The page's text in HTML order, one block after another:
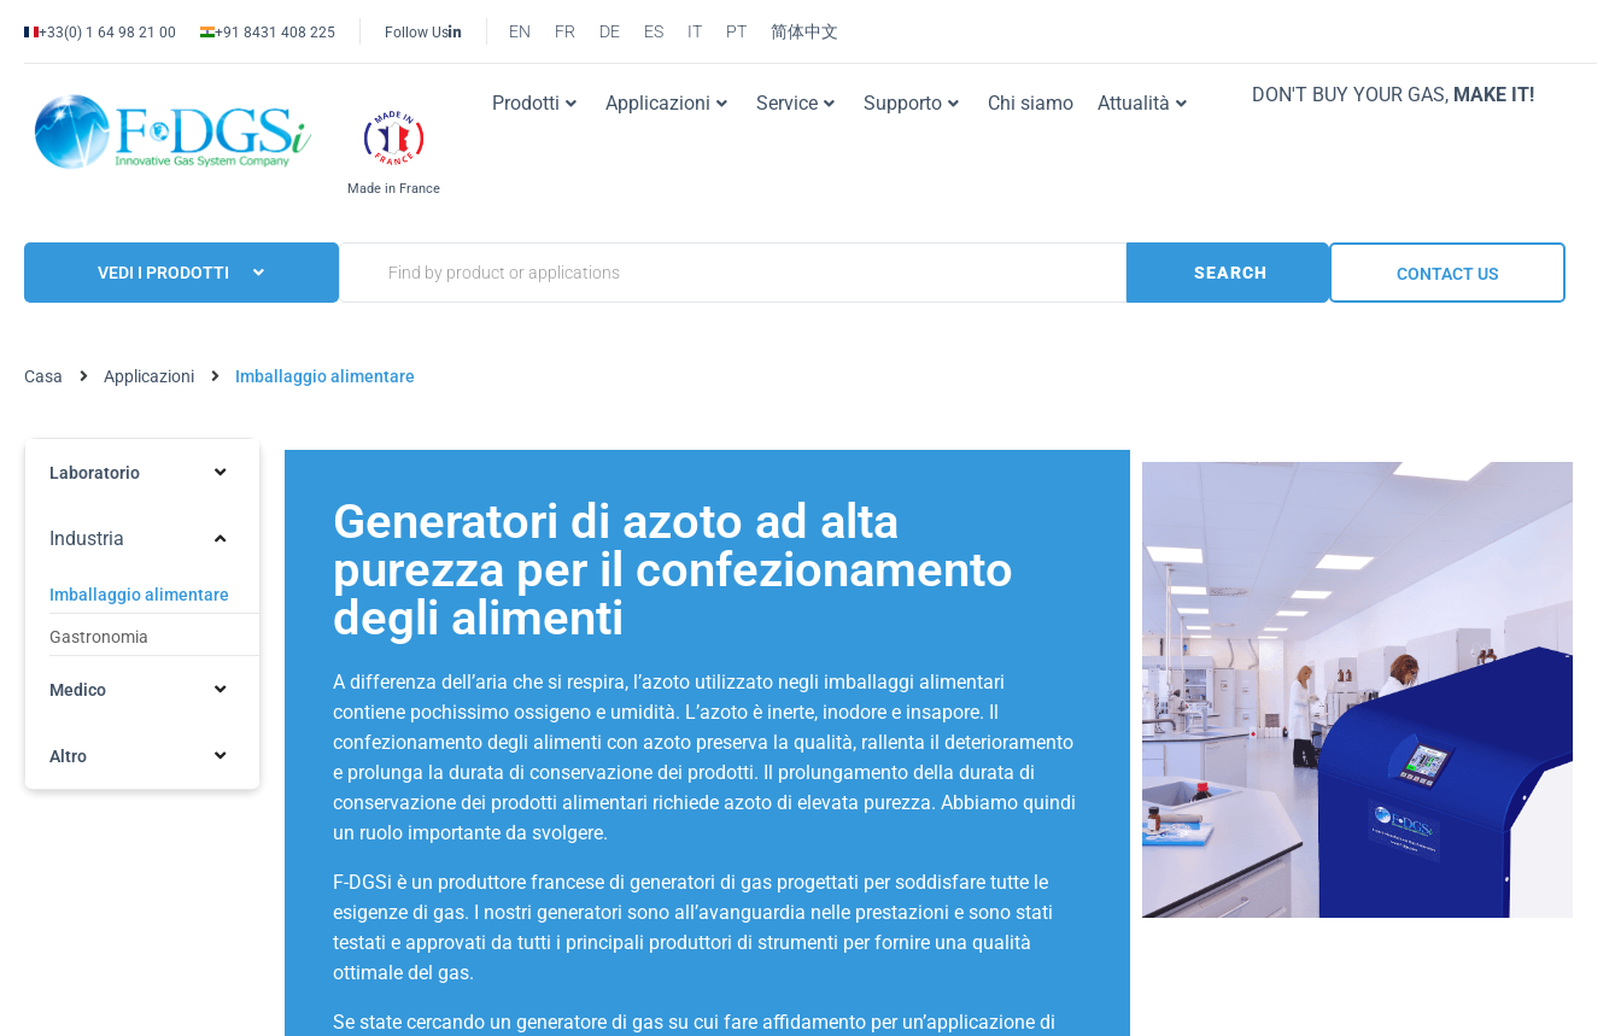
+33(0) 1 64 98 21 00 +91 8431 408 225 Follow Us EN FR DE ES IT PT 简体中文
Made in France
Prodotti Applicazioni Service Supporto Chi siamo Attualità DON'T BUY YOUR GAS, MAKE IT!
VEDI I PRODOTTI SEARCH CONTACT US
Casa Applicazioni Imballaggio alimentare
Laboratorio
Industria
Imballaggio alimentare
Gastronomia
Medico
Altro
Generatori di azoto ad alta
purezza per il confezionamento
degli alimenti
A differenza dell’aria che si respira, l’azoto utilizzato negli imballaggi alimentari
contiene pochissimo ossigeno e umidità. L’azoto è inerte, inodore e insapore. Il
confezionamento degli alimenti con azoto preserva la qualità, rallenta il deterioramento
e prolunga la durata di conservazione dei prodotti. Il prolungamento della durata di
conservazione dei prodotti alimentari richiede azoto di elevata purezza. Abbiamo quindi
un ruolo importante da svolgere.
F-DGSi è un produttore francese di generatori di gas progettati per soddisfare tutte le
esigenze di gas. I nostri generatori sono all’avanguardia nelle prestazioni e sono stati
testati e approvati da tutti i principali produttori di strumenti per fornire una qualità
ottimale del gas.
Se state cercando un generatore di gas su cui fare affidamento per un’applicazione di